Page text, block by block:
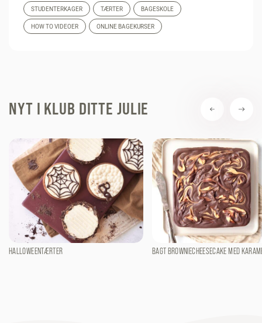
STUDENTERKAGER TÆRTER BAGESKOLE
HOW TO VIDEOER ONLINE BAGEKURSER
NYT I KLUB DITTE JULIE
HALLOWEENTÆRTER BAGT BROWNIECHEESECAKE MED